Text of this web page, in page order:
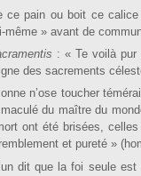
ou boit ce calice
même » avant de
: « Te voilà pur
des sacrements
n’ose toucher
du maître du
ont été brisées,
et pureté »
dit que la foi seule